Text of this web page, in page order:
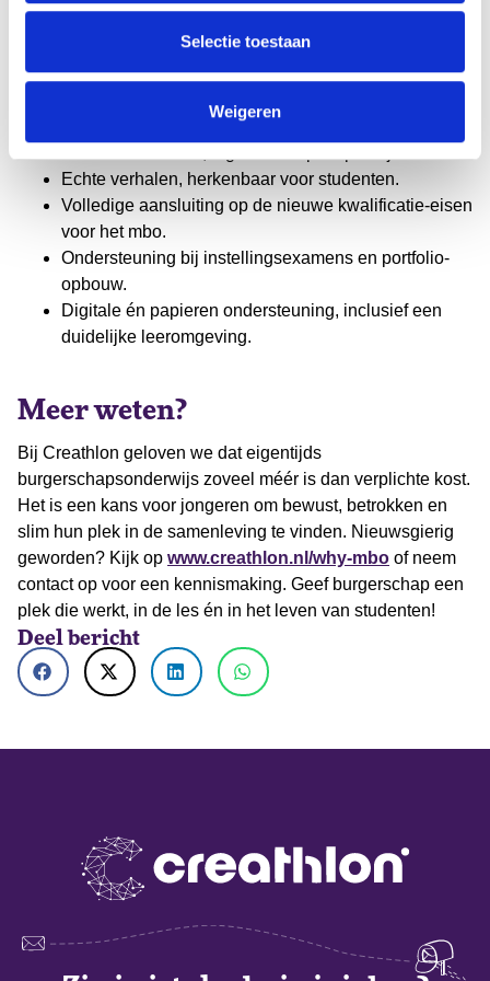
Selectie toestaan
Weigeren
Eigentijds, toegankelijk en actueel
lesmateriaal burgerschap
Met WHY burgerschap mbo halen scholen meer in huis
dan alleen lesmateriaal. Creathlon biedt:
Echte verhalen, herkenbaar voor studenten.
Volledige aansluiting op de nieuwe kwalificatie-eisen
voor het mbo.
Ondersteuning bij instellingsexamens en portfolio-
opbouw.
Digitale én papieren ondersteuning, inclusief een
duidelijke leeromgeving.
Meer weten?
Bij Creathlon geloven we dat eigentijds
burgerschapsonderwijs zoveel méér is dan verplichte kost.
Het is een kans voor jongeren om bewust, betrokken en
slim hun plek in de samenleving te vinden. Nieuwsgierig
geworden? Kijk op www.creathlon.nl/why-mbo of neem
contact op voor een kennismaking. Geef burgerschap een
plek die werkt, in de les én in het leven van studenten!
Deel bericht